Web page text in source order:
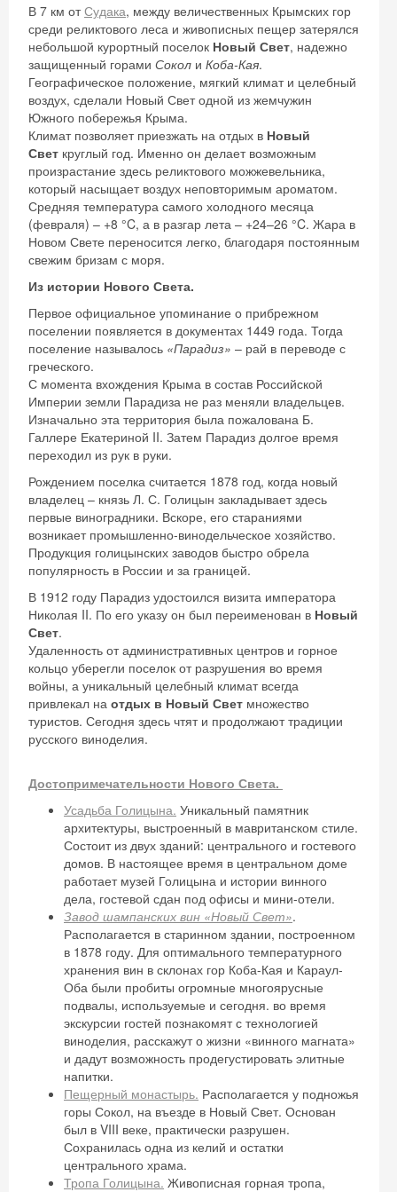
В 7 км отСудака, между величественных Крымских гор
среди реликтового леса и живописных пещер затерялся
небольшой курортный поселок Новый Свет, надежно
защищенный горами Сокол и Коба-Кая.
Географическое положение, мягкий климат и целебный
воздух, сделали Новый Свет одной из жемчужин
Южного побережья Крыма.
Климат позволяет приезжать на отдых в Новый
Свет круглый год. Именно он делает возможным
произрастание здесь реликтового можжевельника,
который насыщает воздух неповторимым ароматом.
Средняя температура самого холодного месяца
(февраля) – +8 °C, а в разгар лета – +24–26 °C. Жара в
Новом Свете переносится легко, благодаря постоянным
свежим бризам с моря.
Из истории Нового Света.
Первое официальное упоминание о прибрежном
поселении появляется в документах 1449 года. Тогда
поселение называлось «Парадиз» – рай в переводе с
греческого.
С момента вхождения Крыма в состав Российской
Империи земли Парадиза не раз меняли владельцев.
Изначально эта территория была пожалована Б.
Галлере Екатериной II. Затем Парадиз долгое время
переходил из рук в руки.
Рождением поселка считается 1878 год, когда новый
владелец – князь Л. С. Голицын закладывает здесь
первые виноградники. Вскоре, его стараниями
возникает промышленно-винодельческое хозяйство.
Продукция голицынских заводов быстро обрела
популярность в России и за границей.
В 1912 году Парадиз удостоился визита императора
Николая II. По его указу он был переименован в Новый
Свет.
Удаленность от административных центров и горное
кольцо уберегли поселок от разрушения во время
войны, а уникальный целебный климат всегда
привлекал на отдых в Новый Свет множество
туристов. Сегодня здесь чтят и продолжают традиции
русского виноделия.
Достопримечательности Нового Света.
Усадьба Голицына. Уникальный памятник
архитектуры, выстроенный в мавританском стиле.
Состоит из двух зданий: центрального и гостевого
домов. В настоящее время в центральном доме
работает музей Голицына и истории винного
дела, гостевой сдан под офисы и мини-отели.
Завод шампанских вин «Новый Свет».
Располагается в старинном здании, построенном
в 1878 году. Для оптимального температурного
хранения вин в склонах гор Коба-Кая и Караул-
Оба были пробиты огромные многоярусные
подвалы, используемые и сегодня. во время
экскурсии гостей познакомят с технологией
виноделия, расскажут о жизни «винного магната»
и дадут возможность продегустировать элитные
напитки.
Пещерный монастырь. Располагается у подножья
горы Сокол, на въезде в Новый Свет. Основан
был в VIII веке, практически разрушен.
Сохранилась одна из келий и остатки
центрального храма.
Тропа Голицына. Живописная горная тропа,